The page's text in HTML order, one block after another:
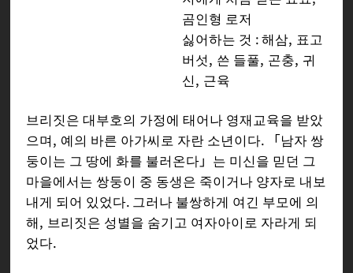
곰인형 로저
싫어하는 것 : 해삼, 표고
버섯, 쓴 들풀, 곤충, 귀
신, 근육
브리짓은 대부호의 가정에 태어나 영재교육을 받았
으며, 예의 바른 아가씨로 자란 소년이다. 「남자 쌍
둥이는 그 땅에 화를 불러온다」는 미신을 믿던 그
마을에서는 쌍둥이 중 동생은 죽이거나 양자로 내보
내게 되어 있었다. 그러나 불쌍하게 여긴 부모에 의
해, 브리짓은 성별을 숨기고 여자아이로 자라게 되
었다.